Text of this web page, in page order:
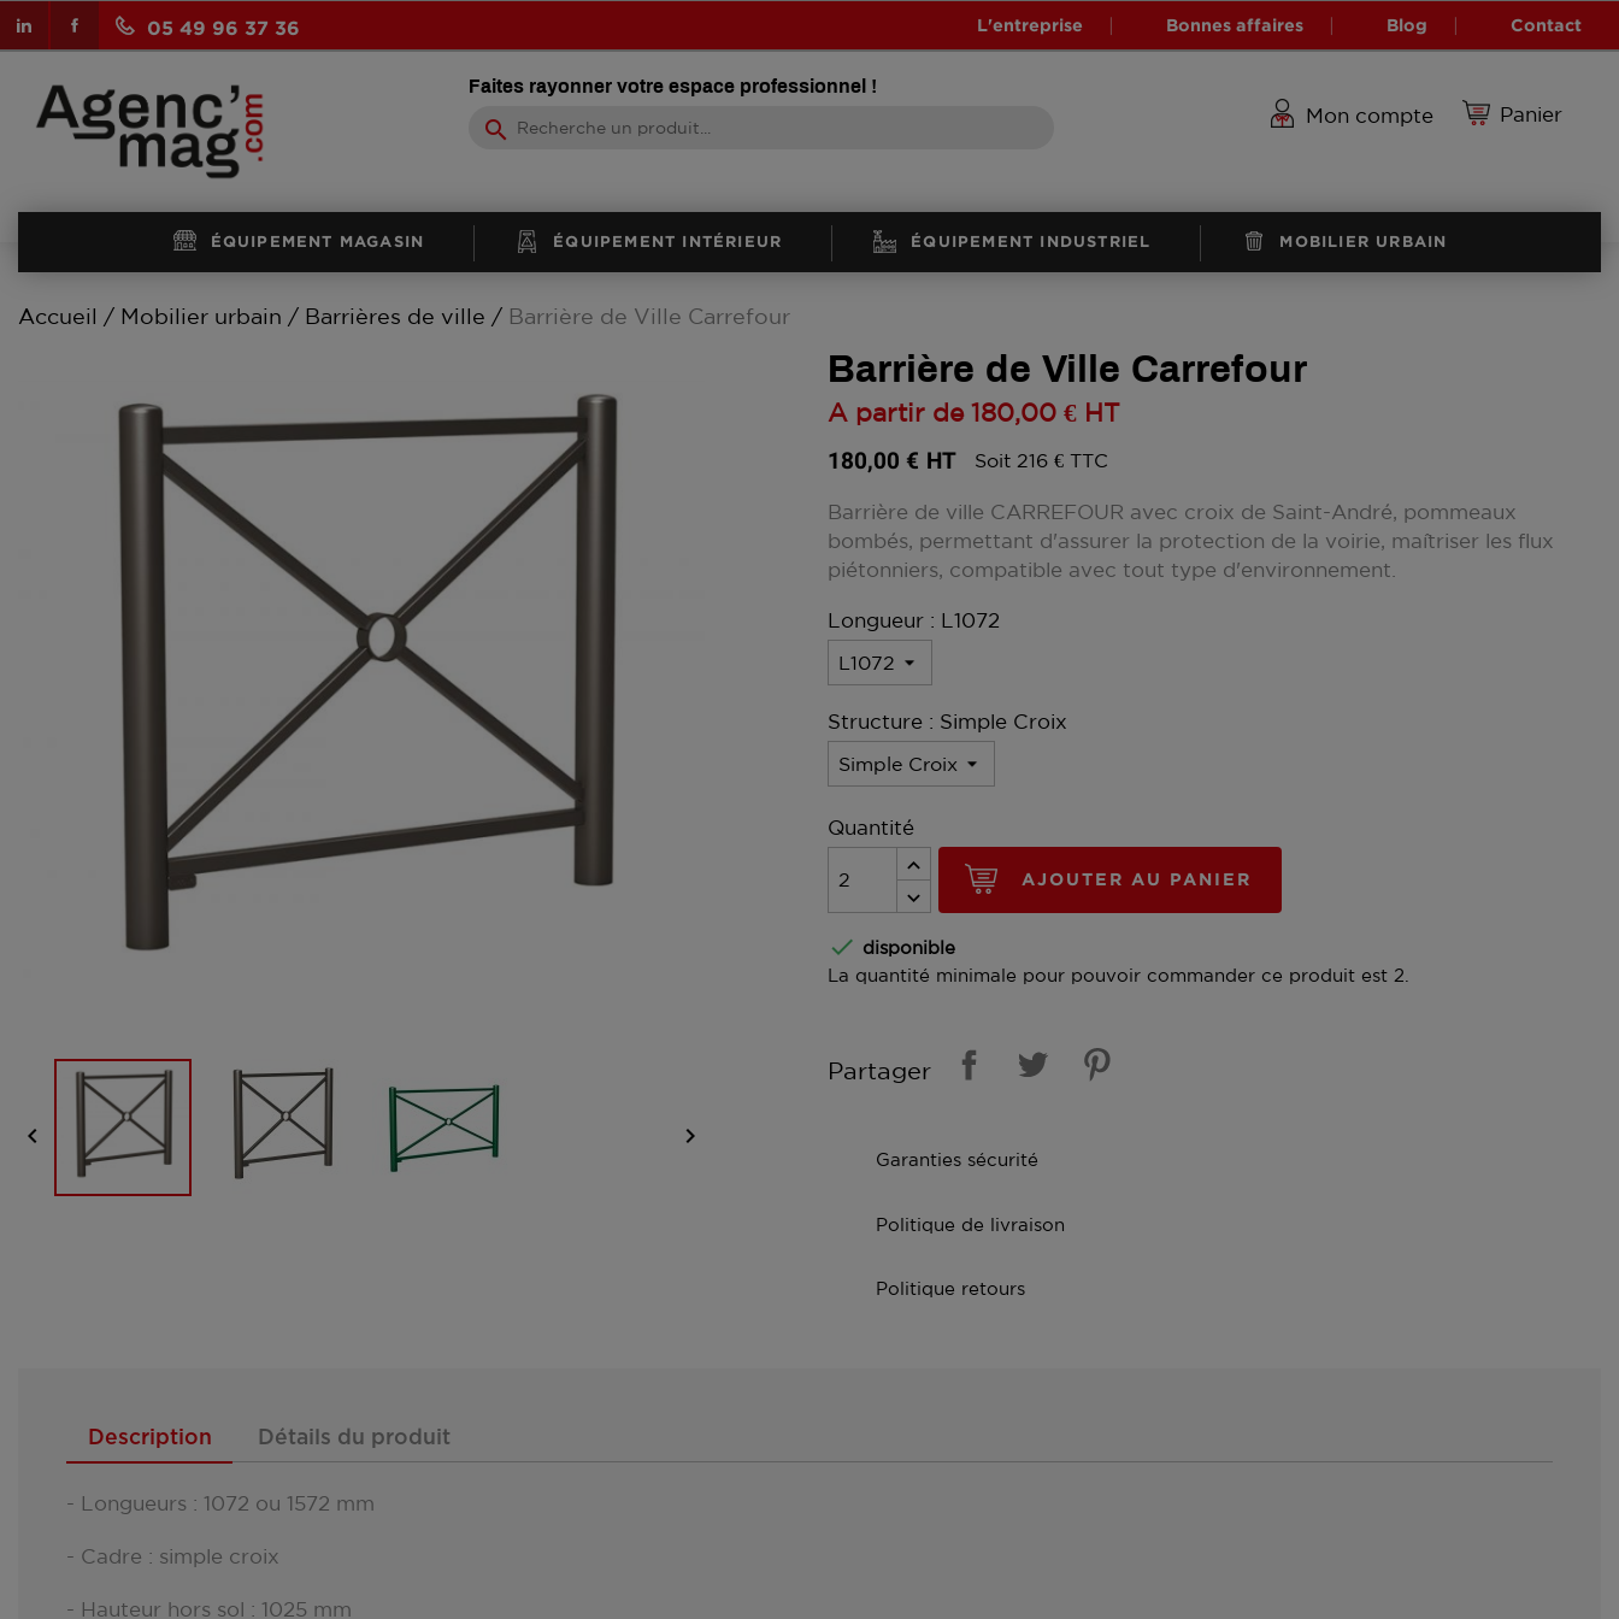
05 49 96 37 36
Facebook
LinkedIn
L'entreprise Bonnes affaires Blog Contact
Faites rayonner votre espace professionnel !
search
Panier
Mon compte
ÉQUIPEMENT MAGASIN ÉQUIPEMENT INTÉRIEUR ÉQUIPEMENT INDUSTRIEL MOBILIER URBAIN
Accueil Mobilier urbain Barrières de ville Barrière de Ville Carrefour
 
Barrière de Ville Carrefour
A partir de 180,00 € HT
180,00 € HT Soit 216 € TTC
Barrière de ville CARREFOUR avec croix de Saint-André, pommeaux
bombés, permettant d'assurer la protection de la voirie, maîtriser les flux
piétonniers, compatible avec tout type d'environnement.
Longueur : L1072
Structure : Simple Croix
Quantité
AJOUTER AU PANIER
 disponible
La quantité minimale pour pouvoir commander ce produit est 2.
Partager
Garanties sécurité
Politique de livraison
Politique retours
Description Détails du produit
- Longueurs : 1072 ou 1572 mm
- Cadre : simple croix
- Hauteur hors sol : 1025 mm